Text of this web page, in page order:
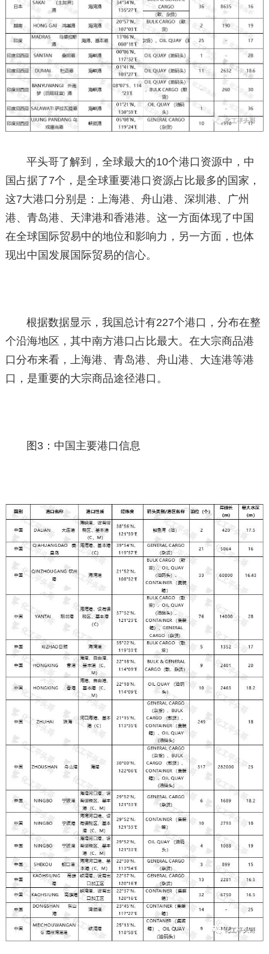
平头哥了解到，全球最大的10个港口资源中，中
国占据了7个，是全球重要港口资源占比最多的国家，
这7大港口分别是：上海港、舟山港、深圳港、广州
港、青岛港、天津港和香港港。这一方面体现了中国
在全球国际贸易中的地位和影响力，另一方面，也体
现出中国发展国际贸易的信心。
根据数据显示，我国总计有227个港口，分布在整
个沿海地区，其中南方港口占比最大。在大宗商品港
口分布来看，上海港、青岛港、舟山港、大连港等港
口，是重要的大宗商品途径港口。
图3：中国主要港口信息